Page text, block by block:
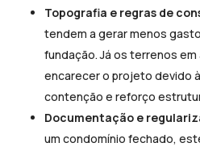
Topografia e regras de
tendem a gerar menos
fundação. Já os terrenos
encarecer o projeto devido
contenção e reforço
Documentação e
um condomínio fechado,